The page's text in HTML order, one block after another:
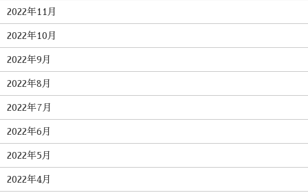
2022年11月
2022年10月
2022年9月
2022年8月
2022年7月
2022年6月
2022年5月
2022年4月